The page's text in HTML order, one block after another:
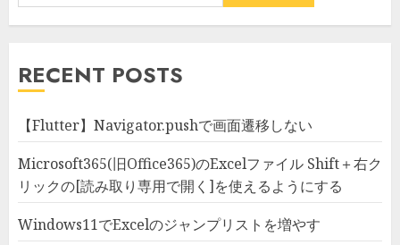
RECENT POSTS
【Flutter】Navigator.pushで画面遷移しない
Microsoft365(旧Office365)のExcelファイル Shift＋右ク
リックの[読み取り専用で開く]を使えるようにする
Windows11でExcelのジャンプリストを増やす